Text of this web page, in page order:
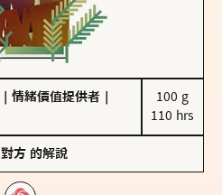
情緒價值提供者
100 g
110 hrs
對方 的解說